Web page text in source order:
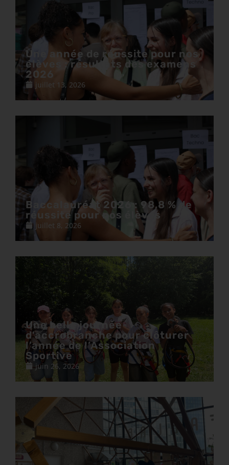
Une année de réussite pour nos
élèves : résultats des examens
2026
juillet 13, 2026
Baccalauréat 2026 : 98,8 % de
réussite pour nos élèves
juillet 8, 2026
Une belle journée
d’accrobranche pour clôturer
l’année de l’Association
Sportive
juin 26, 2026